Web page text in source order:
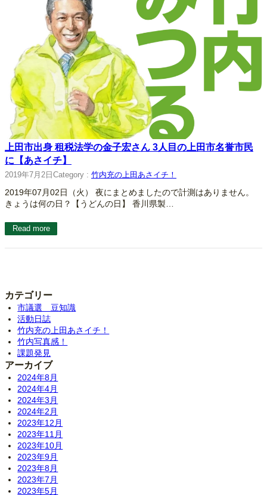
上田市出身 租税法学の金子宏さん 3人目の上田市名誉市民
に【あさイチ】
2019年7月2日 Category : 竹内充の上田あさイチ！
2019年07月02日（火） 夜にまとめましたので計測はありません。
きょうは何の日？【うどんの日】 香川県製…
Read more
カテゴリー
市議選 豆知識
活動日誌
竹内充の上田あさイチ！
竹内写真感！
課題発見
アーカイブ
2024年8月
2024年4月
2024年3月
2024年2月
2023年12月
2023年11月
2023年10月
2023年9月
2023年8月
2023年7月
2023年5月